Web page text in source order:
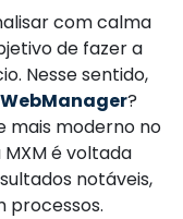
com calma
de fazer a
Nesse sentido,
?
mais moderno no
é voltada
notáveis,
processos.